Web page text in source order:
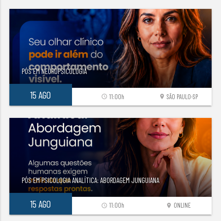
PÓS EM NEUROPSICOLOGIA
15 AGO location_on SÃO PAULO-SP
access_time 11:00h
PÓS EM PSICOLOGIA ANALÍTICA: ABORDAGEM JUNGUIANA
15 AGO location_on ONLINE
access_time 11:00h